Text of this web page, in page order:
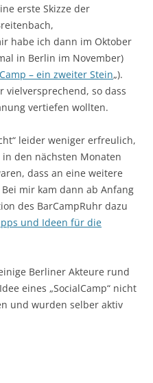
erste Skizze der
habe ich dann im Oktober
in Berlin im November)
– ein zweiter Stein„).
vielversprechend, so dass
vertiefen wollten.
leider weniger erfreulich,
den nächsten Monaten
dass an eine weitere
mir kam dann ab Anfang
des BarCampRuhr dazu
und Ideen für die
Berliner Akteure rund
eines „SocialCamp“ nicht
und wurden selber aktiv